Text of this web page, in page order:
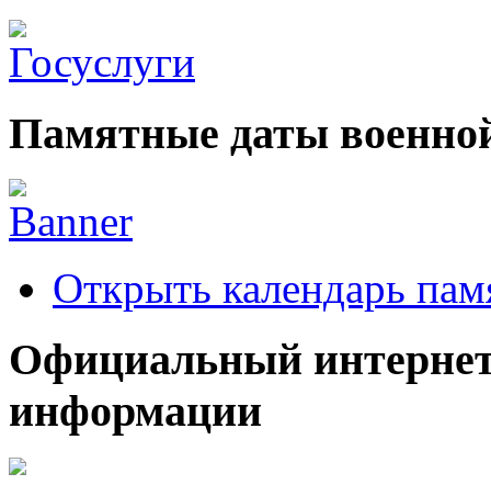
Памятные даты
Открыть календарь
Официальный
информации